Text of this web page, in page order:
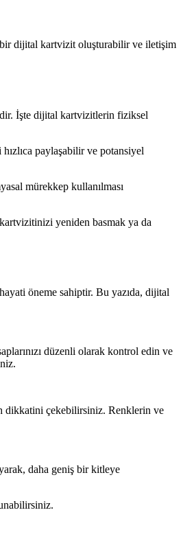
dijital kartvizit oluşturabilir ve iletişim
İşte dijital kartvizitlerin fiziksel
paylaşabilir ve potansiyel
mürekkep kullanılması
yeniden basmak ya da
öneme sahiptir. Bu yazıda, dijital
düzenli olarak kontrol edin ve
dikkatini çekebilirsiniz. Renklerin ve
daha geniş bir kitleye